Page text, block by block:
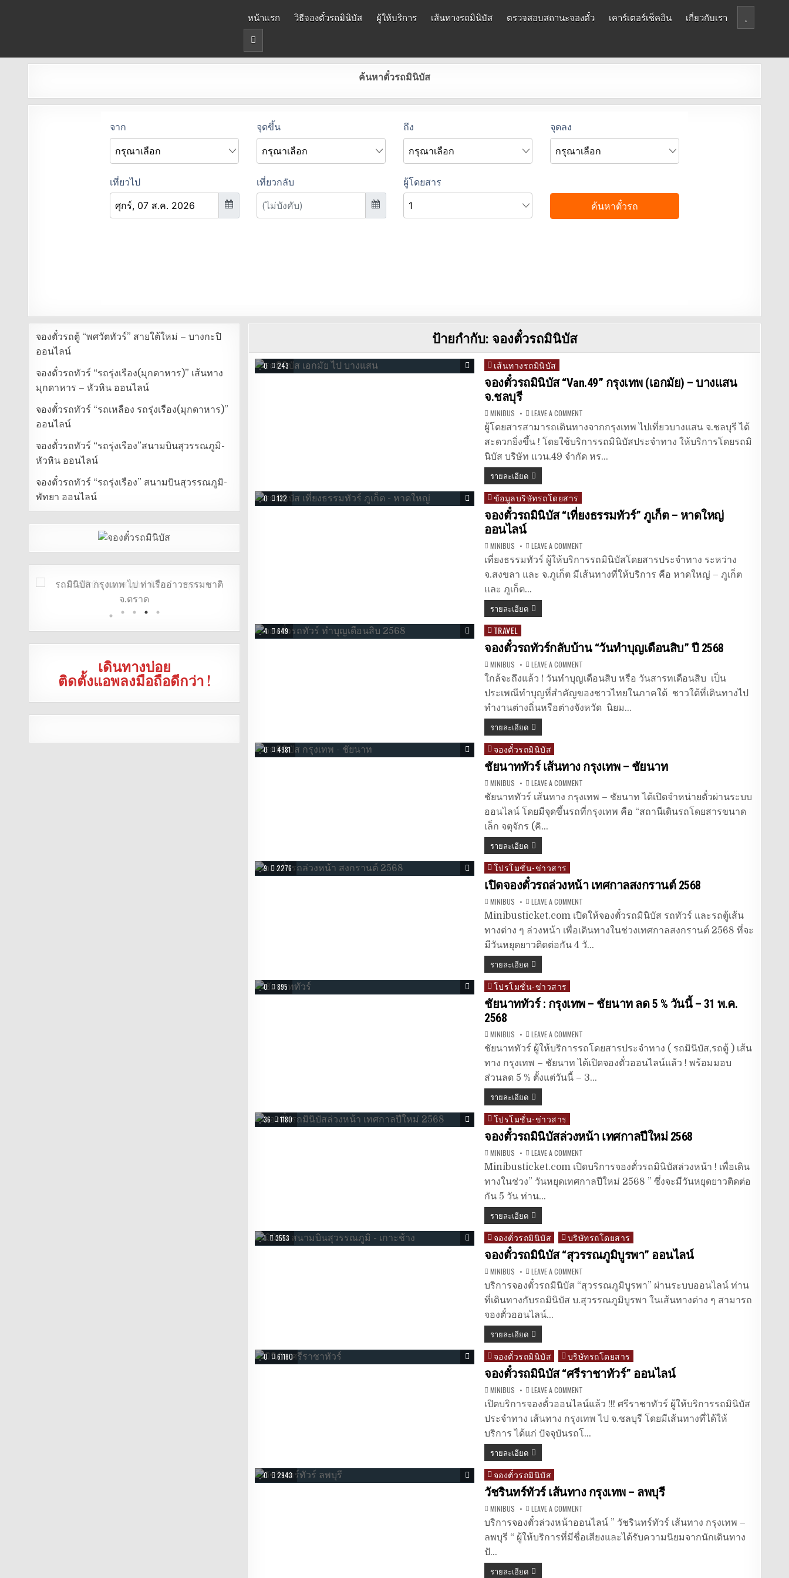
หน้าแรก วิธีจองตั๋วรถมินิบัส ผู้ให้บริการ เส้นทางรถมินิบัส ตรวจสอบสถานะจองตั๋ว เคาร์เตอร์เช็คอิน เกี่ยวกับเรา
ค้นหาตั๋วรถมินิบัส
ป้ายกำกับ: จองตั๋วรถมินิบัส
0 243
Posted
in
เส้นทางรถมินิบัส
จองตั๋วรถมินิบัส “Van.49” กรุงเทพ (เอกมัย) – บางแสน
จ.ชลบุรี
MINIBUS LEAVE A COMMENT
ตั๋ว
รถ
มิ
นิ
บัส
“VAN.49”
ผู้โดยสารสามารถเดินทางจากกรุงเทพ ไปเที่ยวบางแสน จ.ชลบุรี ได้
สะดวกยิ่งขึ้น ! โดยใช้บริการรถมินิบัสประจำทาง ให้บริการโดยรถมิ
นิบัส บริษัท แวน.49 จำกัด หร…
รายละเอียด
0 132
Posted
in
ข้อมูลบริษัทรถโดยสาร
จองตั๋วรถมินิบัส “เที่ยงธรรมทัวร์” ภูเก็ต – หาดใหญ่
ออนไลน์
MINIBUS LEAVE A COMMENT
ตั๋ว
รถ
มิ
นิ
เที่ยงธรรมทัวร์ ผู้ให้บริการรถมินิบัสโดยสารประจำทาง ระหว่าง
จ.สงขลา และ จ.ภูเก็ต มีเส้นทางที่ให้บริการ คือ หาดใหญ่ – ภูเก็ต
และ ภูเก็ต…
รายละเอียด
4 649
Posted
in
TRAVEL
จองตั๋วรถทัวร์กลับบ้าน “วันทำบุญเดือนสิบ” ปี 2568
MINIBUS LEAVE A COMMENT
ตั๋ว
รถ
ทัวร์
กลับ
บ้าน
“วัน
ใกล้จะถึงแล้ว ! วันทำบุญเดือนสิบ หรือ วันสารทเดือนสิบ เป็น
ประเพณีทำบุญที่สำคัญของชาวไทยในภาคใต้ ชาวใต้ที่เดินทางไป
ทำงานต่างถิ่นหรือต่างจังหวัด นิยม…
รายละเอียด
0 4981
Posted
in
จองตั๋วรถมินิบัส
ชัยนาททัวร์ เส้นทาง กรุงเทพ – ชัยนาท
MINIBUS LEAVE A COMMENT
ทัวร์
เส้น
ทาง
กรุงเทพ
ชัยนาททัวร์ เส้นทาง กรุงเทพ – ชัยนาท ได้เปิดจำหน่ายตั๋วผ่านระบบ
ออนไลน์ โดยมีจุดขึ้นรถที่กรุงเทพ คือ “สถานีเดินรถโดยสารขนาด
เล็ก จตุจักร (คิ…
รายละเอียด
9 2276
Posted
in
โปรโมชั่น-ข่าวสาร
เปิดจองตั๋วรถล่วงหน้า เทศกาลสงกรานต์ 2568
MINIBUS LEAVE A COMMENT
เปิด
จอง
ตั๋ว
รถ
ล่วง
หน้า
เทศกาล
Minibusticket.com เปิดให้จองตั๋วรถมินิบัส รถทัวร์ และรถตู้เส้น
ทางต่าง ๆ ล่วงหน้า เพื่อเดินทางในช่วงเทศกาลสงกรานต์ 2568 ที่จะ
มีวันหยุดยาวติดต่อกัน 4 วั…
รายละเอียด
0 895
Posted
in
โปรโมชั่น-ข่าวสาร
ชัยนาททัวร์ : กรุงเทพ – ชัยนาท ลด 5 % วันนี้ – 31 พ.ค.
2568
MINIBUS LEAVE A COMMENT
ชัยนาท
ทัวร์
:
กรุงเทพ
–
ชัยนาท
ลด
พ.ค.
2568
ชัยนาททัวร์ ผู้ให้บริการรถโดยสารประจำทาง ( รถมินิบัส,รถตู้ ) เส้น
ทาง กรุงเทพ – ชัยนาท ได้เปิดจองตั๋วออนไลน์แล้ว ! พร้อมมอบ
ส่วนลด 5 % ตั้งแต่วันนี้ – 3…
รายละเอียด
36 1180
Posted
in
โปรโมชั่น-ข่าวสาร
จองตั๋วรถมินิบัสล่วงหน้า เทศกาลปีใหม่ 2568
MINIBUS LEAVE A COMMENT
ตั๋ว
รถ
มิ
นิ
ใหม่
2568
Minibusticket.com เปิดบริการจองตั๋วรถมินิบัสล่วงหน้า ! เพื่อเดิน
ทางในช่วง” วันหยุดเทศกาลปีใหม่ 2568 ” ซึ่งจะมีวันหยุดยาวติดต่อ
กัน 5 วัน ท่าน…
รายละเอียด
1 3553
Posted
in
จองตั๋วรถมินิบัส บริษัทรถโดยสาร
จองตั๋วรถมินิบัส “สุวรรณภูมิบูรพา” ออนไลน์
MINIBUS LEAVE A COMMENT
ตั๋ว
รถ
มิ
นิ
บริการจองตั๋วรถมินิบัส “สุวรรณภูมิบูรพา” ผ่านระบบออนไลน์ ท่าน
ที่เดินทางกับรถมินิบัส บ.สุวรรณภูมิบูรพา ในเส้นทางต่าง ๆ สามารถ
จองตั๋วออนไลน์…
รายละเอียด
0 61180
Posted
in
จองตั๋วรถมินิบัส บริษัทรถโดยสาร
จองตั๋วรถมินิบัส “ศรีราชาทัวร์” ออนไลน์
MINIBUS LEAVE A COMMENT
จอง
ตั๋ว
รถ
มิ
นิ
บัส
“ศรีราชา
เปิดบริการจองตั๋วออนไลน์แล้ว !!! ศรีราชาทัวร์ ผู้ให้บริการรถมินิบัส
ประจำทาง เส้นทาง กรุงเทพ ไป จ.ชลบุรี โดยมีเส้นทางที่ได้ให้
บริการ ได้แก่ ปัจจุบันรถโ…
รายละเอียด
0 2943
Posted
in
จองตั๋วรถมินิบัส
วัชรินทร์ทัวร์ เส้นทาง กรุงเทพ – ลพบุรี
MINIBUS LEAVE A COMMENT
วัชรินทร์
ทัวร์
เส้น
ทาง
กรุงเทพ
บริการจองตั๋วล่วงหน้าออนไลน์ ” วัชรินทร์ทัวร์ เส้นทาง กรุงเทพ –
ลพบุรี “ ผู้ให้บริการที่มีชื่อเสียงและได้รับความนิยมจากนักเดินทาง
ปั…
รายละเอียด
จองตั๋วรถตู้ “พศวัตทัวร์” สายใต้ใหม่ – บางกะปิ
ออนไลน์
จองตั๋วรถทัวร์ “รถรุ่งเรือง(มุกดาหาร)” เส้นทาง
มุกดาหาร – หัวหิน ออนไลน์
จองตั๋วรถทัวร์ “รถเหลือง รถรุ่งเรือง(มุกดาหาร)”
ออนไลน์
จองตั๋วรถทัวร์ “รถรุ่งเรือง”สนามบินสุวรรณภูมิ-
หัวหิน ออนไลน์
จองตั๋วรถทัวร์ “รถรุ่งเรือง” สนามบินสุวรรณภูมิ-
พัทยา ออนไลน์
เดินทางบ่อย
ติดตั้งแอพลงมือถือดีกว่า !